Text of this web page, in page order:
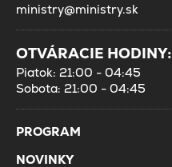
ministry@ministry.sk
OTVÁRACIE HODINY:
Piatok: 21:00 - 04:45
Sobota: 21:00 - 04:45
PROGRAM
NOVINKY